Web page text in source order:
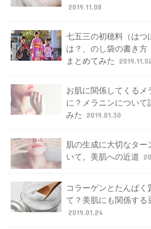
2019.11.08
七五三の初穂料（はつ
は？、のし袋の書き方
まとめてみた
お肌に関係してくるメ
に？メラニンについて
みた
2019.01.30
肌の生成に大切なター
いて。美肌への近道
コラーゲンとたんぱく
て？美肌にも関係する
2019.01.24